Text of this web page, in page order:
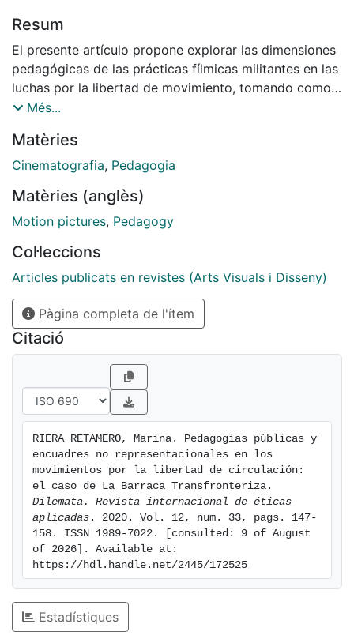
Resum
El presente artículo propone explorar las dimensiones
pedagógicas de las prácticas fílmicas militantes en las
luchas por la libertad de movimiento, tomando como
caso La Barraca Transfronteriza, una iniciativa de
emerge de la red No Borders en las regiones
fronterizas del norte de Marruecos en 2017. El artículo
ofrecieron las prácticas cinemáticas en el proyecto
político del Tercer Mundo a las luchas contra el
posibilidades y límites del cine como dispositivo de
pedagogía pública y sus implicaciones éticas y
políticas. A través de una perspectiva de la autonomía
de las migraciones y una ontología de los nuevos
materialismos, esta indagación presenta una serie de
reflexiones que contribuyen a la discusión sobre las
posibilidades y límites de la relación entre las
prácticas cinemáticas y las políticas inscritas en los
movimientos migratorios contemporáneos.
Més...
Matèries
Cinematografia, Pedagogia
Matèries (anglès)
Motion pictures, Pedagogy
Col·leccions
Articles publicats en revistes (Arts Visuals i Disseny)
Pàgina completa de l'ítem
Citació
RIERA RETAMERO, Marina. Pedagogías públicas y
encuadres no representacionales en los
movimientos por la libertad de circulación:
Dilemata. Revista internacional de éticas
aplicadas . 2020. Vol. 12, num. 33, pags. 147-
158. ISSN 1989-7022. [consulted: 9 of August
of 2026]. Available at:
https://hdl.handle.net/2445/172525
Estadístiques